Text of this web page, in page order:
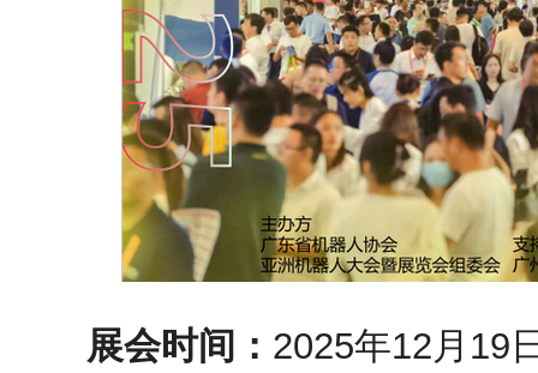
展会时间： 2025年12月19